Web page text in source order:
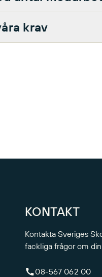
krav
KONTAKT
Kontakta Sveriges
fackliga frågor om
08-567 062 00